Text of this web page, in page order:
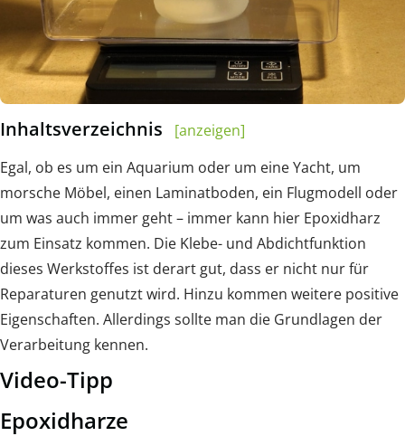
Inhaltsverzeichnis
[anzeigen]
Egal, ob es um ein Aquarium oder um eine Yacht, um
morsche Möbel, einen Laminatboden, ein Flugmodell oder
um was auch immer geht – immer kann hier Epoxidharz
zum Einsatz kommen. Die Klebe- und Abdichtfunktion
dieses Werkstoffes ist derart gut, dass er nicht nur für
Reparaturen genutzt wird. Hinzu kommen weitere positive
Eigenschaften. Allerdings sollte man die Grundlagen der
Verarbeitung kennen.
Video-Tipp
Epoxidharze